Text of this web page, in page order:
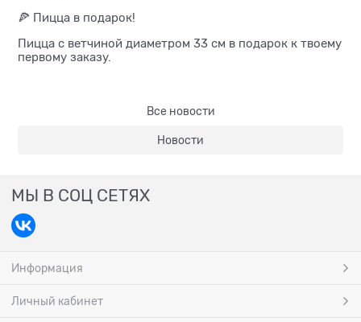
🍕 Пицца в подарок!
Пицца с ветчиной диаметром 33 см в подарок к твоему
первому заказу.
Все новости
Новости
МЫ В СОЦ СЕТЯХ
Информация
Личный кабинет